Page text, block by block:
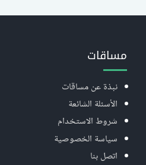
مساقات
نبذة عن مساقات
الأسئلة الشائعة
شروط الاستخدام
سياسة الخصوصية
اتصل بنا